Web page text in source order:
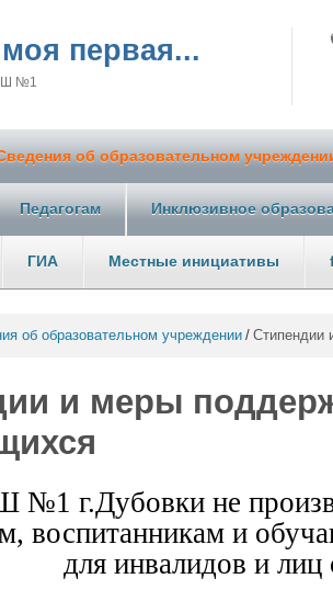
первая...
№1
об образовательном
Педагогам Инклюзивное
ГИА Местные инициативы
об образовательном учреждении / Стипендии
и меры
г.Дубовки не
воспитанникам и
для инвалидов и